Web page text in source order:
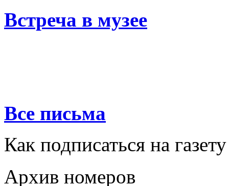
Встреча в музее
Все письма
Как подписаться на газету
Архив номеров